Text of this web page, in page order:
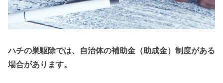
ハチの巣駆除では、自治体の補助金（助成金）制度がある
場合があります。